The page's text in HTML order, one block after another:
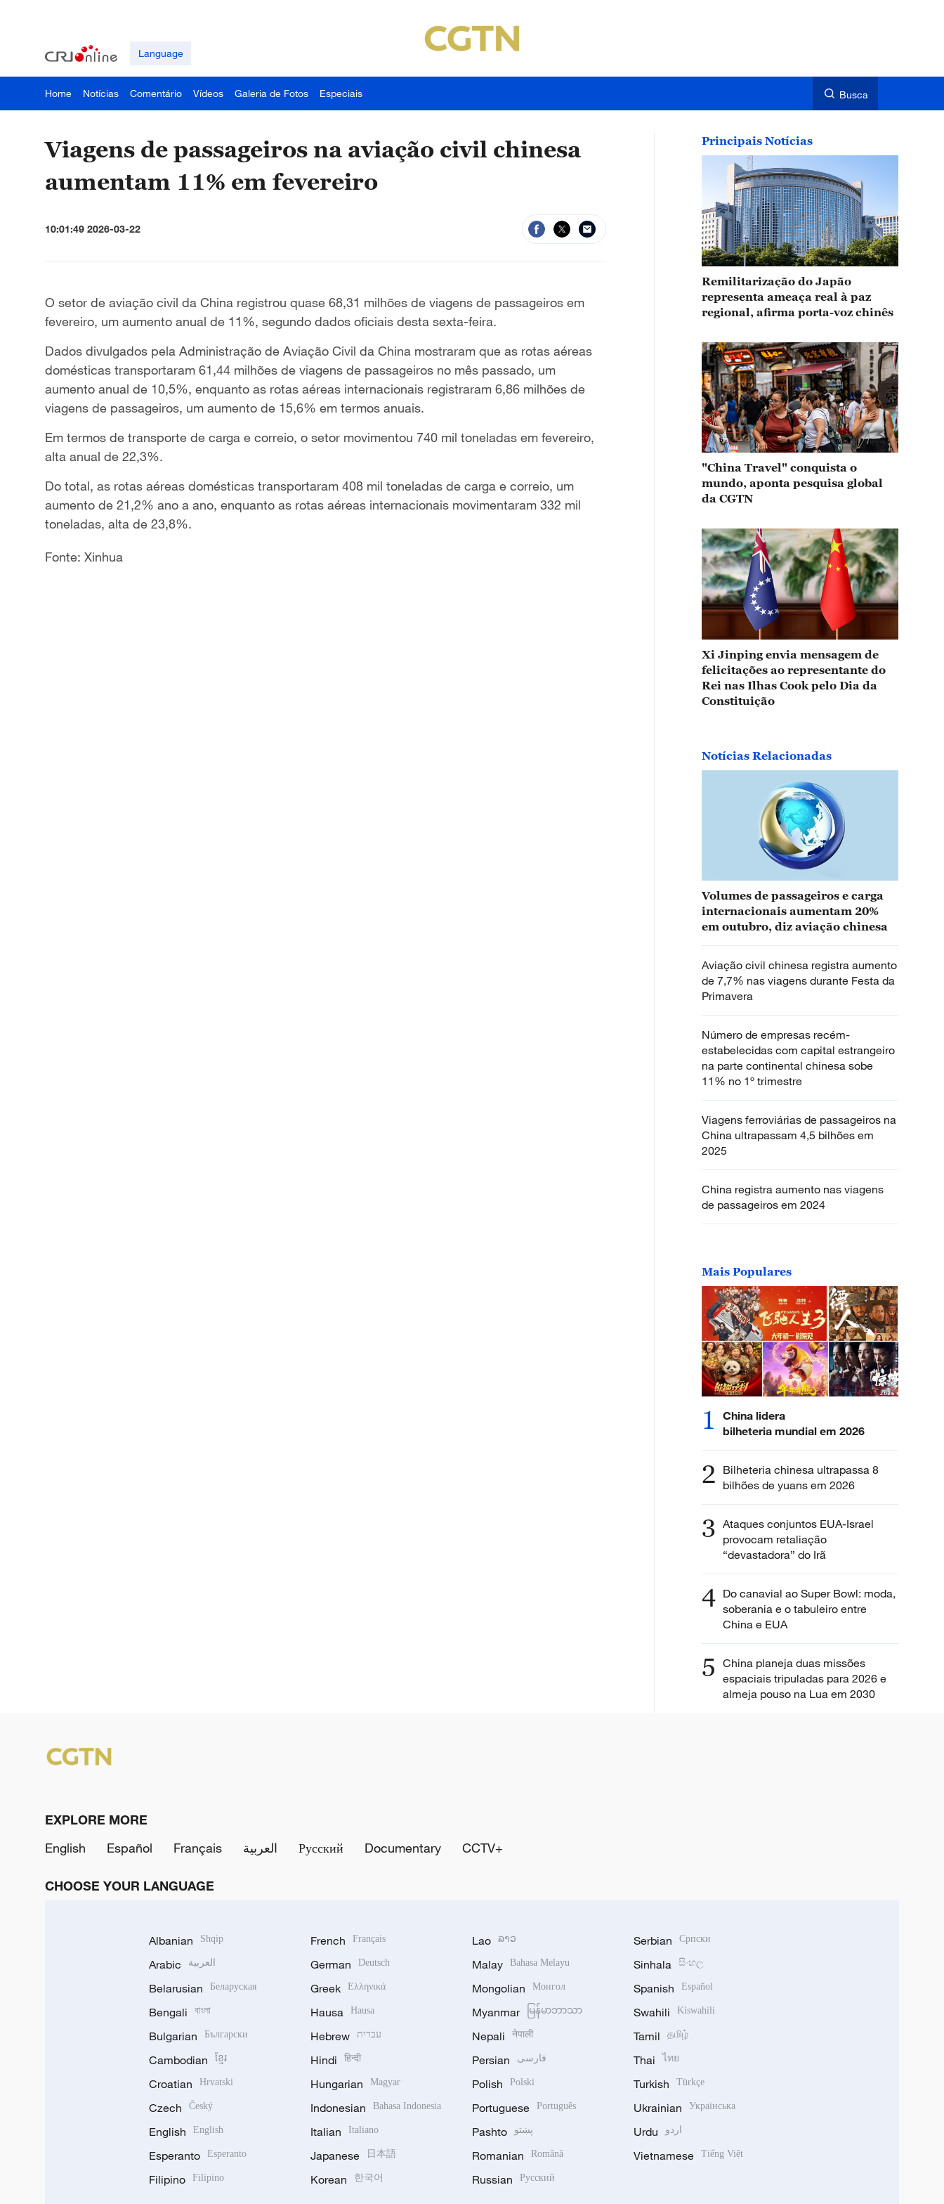
Language
Home Notícias Comentário Vídeos Galeria de Fotos Especiais Busca
Viagens de passageiros na aviação civil chinesa
aumentam 11% em fevereiro
10:01:49 2026-03-22
O setor de aviação civil da China registrou quase 68,31 milhões de viagens de passageiros em
fevereiro, um aumento anual de 11%, segundo dados oficiais desta sexta-feira.
Dados divulgados pela Administração de Aviação Civil da China mostraram que as rotas aéreas
domésticas transportaram 61,44 milhões de viagens de passageiros no mês passado, um
aumento anual de 10,5%, enquanto as rotas aéreas internacionais registraram 6,86 milhões de
viagens de passageiros, um aumento de 15,6% em termos anuais.
Em termos de transporte de carga e correio, o setor movimentou 740 mil toneladas em fevereiro,
alta anual de 22,3%.
Do total, as rotas aéreas domésticas transportaram 408 mil toneladas de carga e correio, um
aumento de 21,2% ano a ano, enquanto as rotas aéreas internacionais movimentaram 332 mil
toneladas, alta de 23,8%.
Fonte: Xinhua
Principais Notícias
Remilitarização do Japão
representa ameaça real à paz
regional, afirma porta-voz chinês
"China Travel" conquista o
mundo, aponta pesquisa global
da CGTN
Xi Jinping envia mensagem de
felicitações ao representante do
Rei nas Ilhas Cook pelo Dia da
Constituição
Notícias Relacionadas
Volumes de passageiros e carga
internacionais aumentam 20%
em outubro, diz aviação chinesa
Aviação civil chinesa registra aumento
de 7,7% nas viagens durante Festa da
Primavera
Número de empresas recém-
estabelecidas com capital estrangeiro
na parte continental chinesa sobe
11% no 1º trimestre
Viagens ferroviárias de passageiros na
China ultrapassam 4,5 bilhões em
2025
China registra aumento nas viagens
de passageiros em 2024
Mais Populares
1
China lidera
bilheteria mundial em 2026
2 Bilheteria chinesa ultrapassa 8
bilhões de yuans em 2026
3 Ataques conjuntos EUA-Israel
provocam retaliação
“devastadora” do Irã
4 Do canavial ao Super Bowl: moda,
soberania e o tabuleiro entre
China e EUA
5 China planeja duas missões
espaciais tripuladas para 2026 e
almeja pouso na Lua em 2030
EXPLORE MORE
English
Español Français العربية Русский Documentary CCTV+
CHOOSE YOUR LANGUAGE
Albanian Shqip
Arabic العربية
Belarusian Беларуская
Bengali বাংলা
Bulgarian Български
Cambodian ខ្មែរ
Croatian Hrvatski
Czech Český
English English
Esperanto Esperanto
Filipino Filipino
French Français
German Deutsch
Greek Ελληνικά
Hausa Hausa
Hebrew עברית
Hindi हिन्दी
Hungarian Magyar
Indonesian Bahasa Indonesia
Italian Italiano
Japanese 日本語
Korean 한국어
Lao ລາວ
Malay Bahasa Melayu
Mongolian Монгол
Myanmar မြန်မာဘာသာ
Nepali नेपाली
Persian فارسی
Polish Polski
Portuguese Português
Pashto پښتو
Romanian Română
Russian Русский
Serbian Српски
Sinhala සිංහල
Spanish Español
Swahili Kiswahili
Tamil தமிழ்
Thai ไทย
Turkish Türkçe
Ukrainian Українська
Urdu اردو
Vietnamese Tiếng Việt